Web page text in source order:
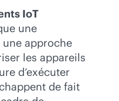
IoT
une
approche
les appareils
d’exécuter
de fait